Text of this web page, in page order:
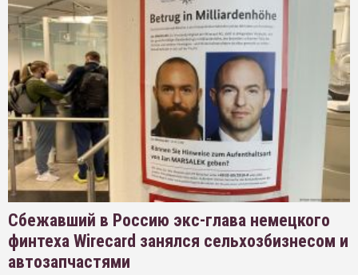
Сбежавший в Россию экс-глава немецкого
финтеха Wirecard занялся сельхозбизнесом и
автозапчастями